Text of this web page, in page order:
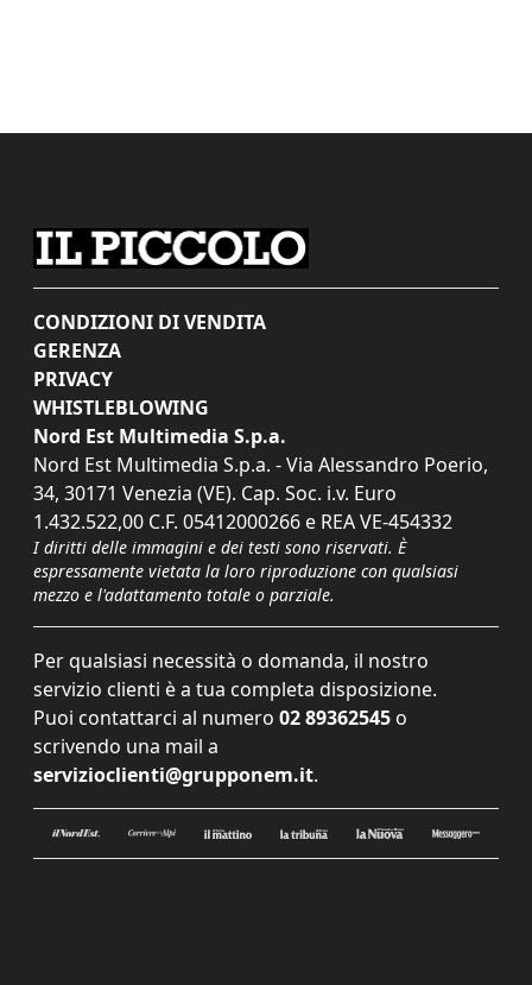
CONDIZIONI DI VENDITA
GERENZA
PRIVACY
WHISTLEBLOWING
Nord Est Multimedia S.p.a.
Nord Est Multimedia S.p.a. - Via Alessandro Poerio,
34, 30171 Venezia (VE). Cap. Soc. i.v. Euro
1.432.522,00 C.F. 05412000266 e REA VE-454332
I diritti delle immagini e dei testi sono riservati. È
espressamente vietata la loro riproduzione con qualsiasi
mezzo e l'adattamento totale o parziale.
Per qualsiasi necessità o domanda, il nostro
servizio clienti è a tua completa disposizione.
Puoi contattarci al numero 02 89362545 o
scrivendo una mail a
servizioclienti@grupponem.it.